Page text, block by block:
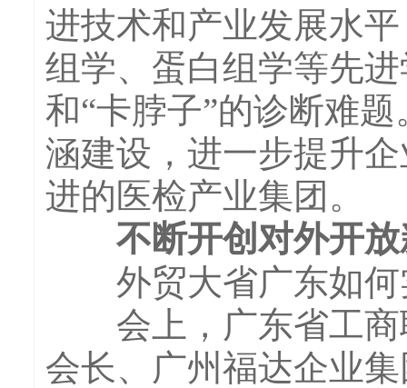
进技术和产业发展水
组学、蛋白组学等先
和“卡脖子”的诊断难
涵建设，进一步提升
进的医检产业集团。
不断开创对外开放
外贸大省广东如何
会上，广东省工商
会长、广州福达企业